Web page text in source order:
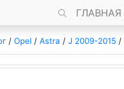
ГЛАВНАЯ
/ Opel / Astra / J 2009-2015 /